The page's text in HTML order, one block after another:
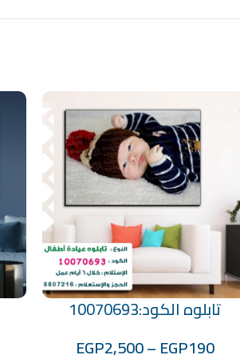
تحديد أحد الخيارات
تابلوه الكود:10070693
EGP190
–
EGP2,500